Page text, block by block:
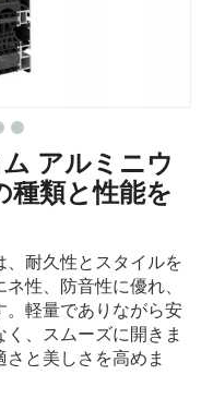
アルミニウ
種類と性能を
耐久性とスタイルを
性、防音性に優れ、
。軽量でありながら安
、スムーズに開きま
と美しさを高めま